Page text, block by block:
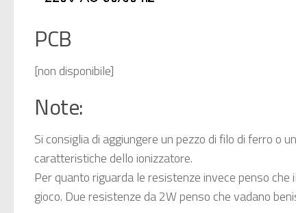
PCB
[non disponibile]
Note:
Si consiglia di aggiungere un pezzo di filo di ferro o
caratteristiche dello ionizzatore.
Per quanto riguarda le resistenze invece penso
gioco. Due resistenze da 2W penso che vadano